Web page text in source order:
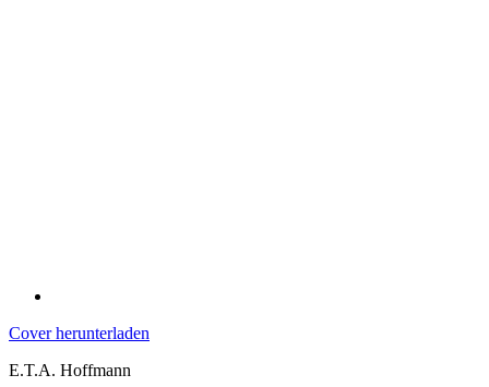
Cover herunterladen
E.T.A. Hoffmann